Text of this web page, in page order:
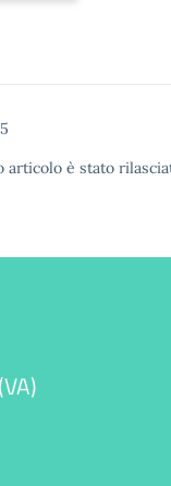
è stato